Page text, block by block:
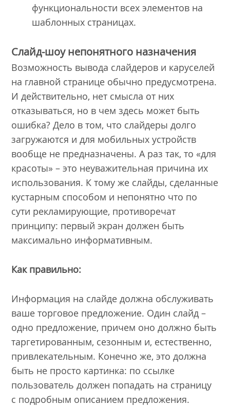
функциональности всех элементов на
шаблонных страницах.
Слайд-шоу непонятного назначения
Возможность вывода слайдеров и каруселей
на главной странице обычно предусмотрена.
И действительно, нет смысла от них
отказываться, но в чем здесь может быть
ошибка? Дело в том, что слайдеры долго
загружаются и для мобильных устройств
вообще не предназначены. А раз так, то «для
красоты» – это неуважительная причина их
использования. К тому же слайды, сделанные
кустарным способом и непонятно что по
сути рекламирующие, противоречат
принципу: первый экран должен быть
максимально информативным.
Как правильно:
Информация на слайде должна обслуживать
ваше торговое предложение. Один слайд –
одно предложение, причем оно должно быть
таргетированным, сезонным и, естественно,
привлекательным. Конечно же, это должна
быть не просто картинка: по ссылке
пользователь должен попадать на страницу
с подробным описанием предложения.